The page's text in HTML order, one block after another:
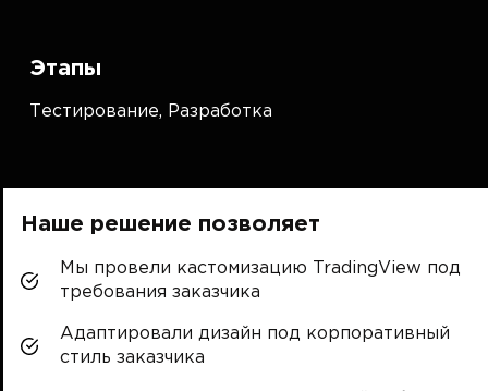
Этапы
Тестирование, Разработка
Наше решение позволяет
Мы провели кастомизацию TradingView под
требования заказчика
Адаптировали дизайн под корпоративный
стиль заказчика